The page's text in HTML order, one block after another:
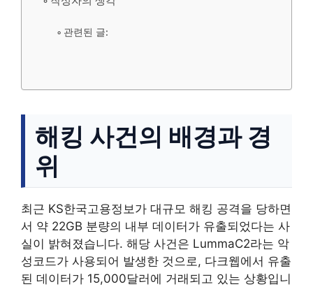
관련된 글:
해킹 사건의 배경과 경
위
최근 KS한국고용정보가 대규모 해킹 공격을 당하면
서 약 22GB 분량의 내부 데이터가 유출되었다는 사
실이 밝혀졌습니다. 해당 사건은 LummaC2라는 악
성코드가 사용되어 발생한 것으로, 다크웹에서 유출
된 데이터가 15,000달러에 거래되고 있는 상황입니